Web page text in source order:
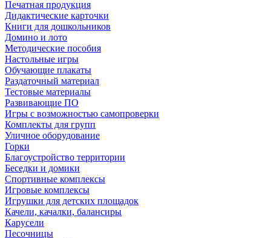
Печатная продукция
Дидактические карточки
Книги для дошкольников
Домино и лото
Методические пособия
Настольные игры
Обучающие плакаты
Раздаточный материал
Тестовые материалы
Развивающие ПО
Игры с возможностью самопроверки
Комплекты для групп
Уличное оборудование
Горки
Благоустройство территории
Беседки и домики
Спортивные комплексы
Игровые комплексы
Игрушки для детских площадок
Качели, качалки, балансиры
Карусели
Песочницы